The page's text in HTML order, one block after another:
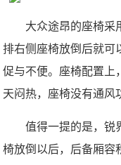
大众途昂的座椅采
排右侧座椅放倒后就可
促与不便。座椅配置上
天闷热，座椅没有通风
值得一提的是，锐
椅放倒以后，后备厢容